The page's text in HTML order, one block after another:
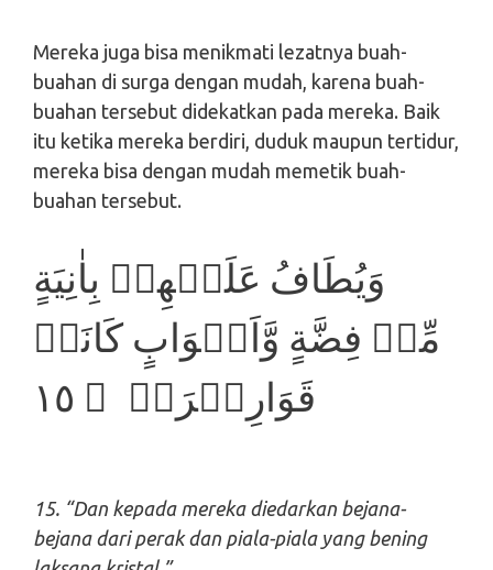
Mereka juga bisa menikmati lezatnya buah-
buahan di surga dengan mudah, karena buah-
buahan tersebut didekatkan pada mereka. Baik
itu ketika mereka berdiri, duduk maupun tertidur,
mereka bisa dengan mudah memetik buah-
buahan tersebut.
وَيُطَافُ عَلَيۡهِمۡ بِاٰنِيَةٍ
مِّنۡ فِضَّةٍ وَّاَكۡوَابٍ كَانَتۡ
قَوَارِيۡرَا۟ ۙ‏ ١٥
15. “Dan kepada mereka diedarkan bejana-
bejana dari perak dan piala-piala yang bening